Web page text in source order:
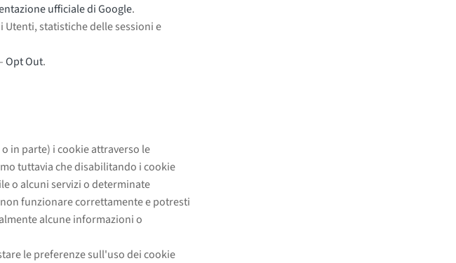
ufficiale di Google.
statistiche delle sessioni e
Opt Out.
in parte) i cookie attraverso le
tuttavia che disabilitando i cookie
o alcuni servizi o determinate
funzionare correttamente e potresti
alcune informazioni o
le preferenze sull'uso dei cookie